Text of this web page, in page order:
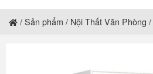
/Sản phẩm / Nội Thất Văn Phòng /